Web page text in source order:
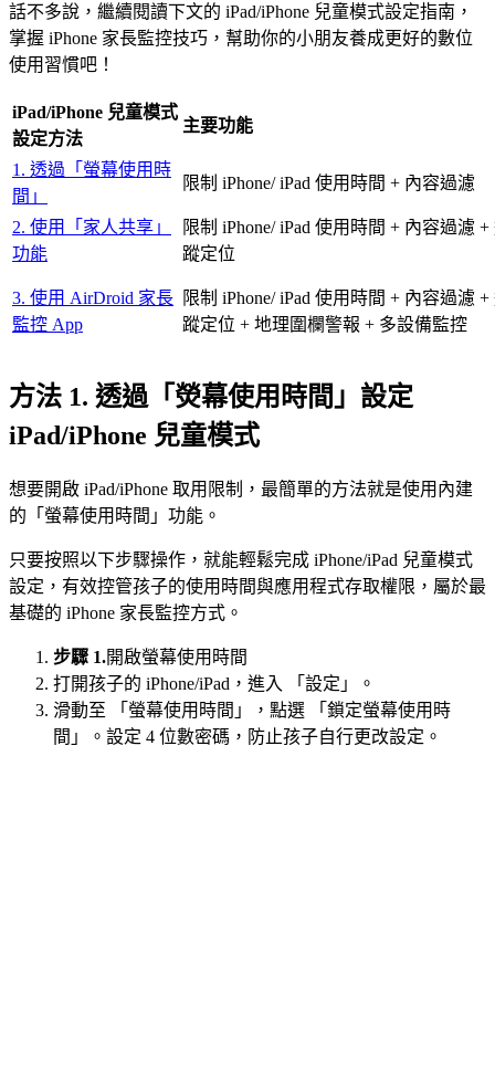
話不多說，繼續閱讀下文的 iPad/iPhone 兒童模式設定指南，
掌握 iPhone 家長監控技巧，幫助你的小朋友養成更好的數位
使用習慣吧！
iPad/iPhone 兒童模式
設定方法
主要功能
1. 透過「螢幕使用時
間」
限制 iPhone/ iPad 使用時間 + 內容過濾
2. 使用「家人共享」
功能
限制 iPhone/ iPad 使用時間 + 內容過濾 +
蹤定位
3. 使用 AirDroid 家長
監控 App
限制 iPhone/ iPad 使用時間 + 內容過濾 +
蹤定位 + 地理圍欄警報 + 多設備監控
方法 1. 透過「熒幕使用時間」設定
iPad/iPhone 兒童模式
想要開啟 iPad/iPhone 取用限制，最簡單的方法就是使用內建
的「螢幕使用時間」功能。
只要按照以下步驟操作，就能輕鬆完成 iPhone/iPad 兒童模式
設定，有效控管孩子的使用時間與應用程式存取權限，屬於最
基礎的 iPhone 家長監控方式。
步驟 1.開啟螢幕使用時間
打開孩子的 iPhone/iPad，進入 「設定」。
滑動至 「螢幕使用時間」，點選 「鎖定螢幕使用時
間」。設定 4 位數密碼，防止孩子自行更改設定。